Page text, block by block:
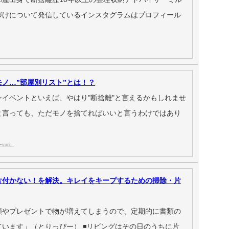
について発信しているインスタグラムはプロフィール
…”部屋別リスト”とは！？
ベントといえば、やはり"断捨離"と言えるかもしれませ
っても、ただモノを捨てればいいと言うわけではあり
）
かない！を解決。キレイをキープするための掃除・片
プレゼントで物が増えてしまうので、定期的に書類の
ます」（とりっぴー） ◾️リビングはその日のうちに片